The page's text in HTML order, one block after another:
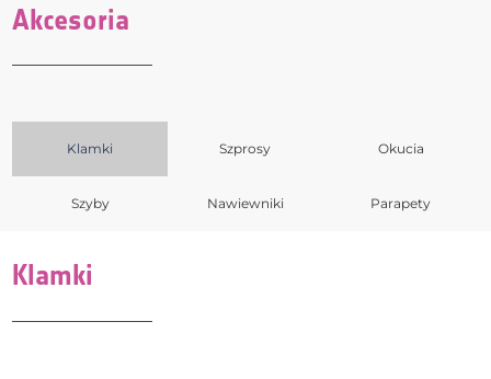
Akcesoria
Klamki Szprosy Okucia
Szyby Nawiewniki Parapety
Klamki